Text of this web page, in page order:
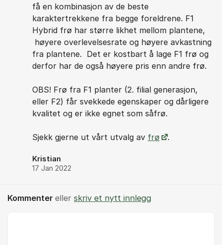
få en kombinasjon av de beste
karaktertrekkene fra begge foreldrene. F1
Hybrid frø har større likhet mellom plantene,
høyere overlevelsesrate og høyere avkastning
fra plantene. Det er kostbart å lage F1 frø og
derfor har de også høyere pris enn andre frø.
OBS! Frø fra F1 planter (2. filial generasjon,
eller F2) får svekkede egenskaper og dårligere
kvalitet og er ikke egnet som såfrø.
Sjekk gjerne ut vårt utvalg av frø .
Kristian
17 Jan 2022
Kommenter eller skriv et nytt innlegg